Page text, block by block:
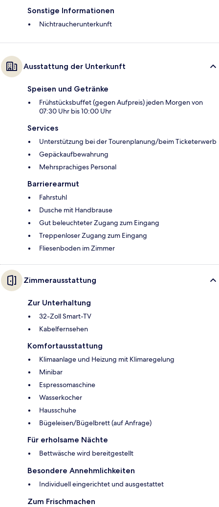
Sonstige Informationen
Nichtraucherunterkunft
Ausstattung der Unterkunft
Speisen und Getränke
Frühstücksbuffet (gegen Aufpreis) jeden Morgen von
07:30 Uhr bis 10:00 Uhr
Services
Unterstützung bei der Tourenplanung/beim Ticketerwerb
Gepäckaufbewahrung
Mehrsprachiges Personal
Barrierearmut
Fahrstuhl
Dusche mit Handbrause
Gut beleuchteter Zugang zum Eingang
Treppenloser Zugang zum Eingang
Fliesenboden im Zimmer
Zimmerausstattung
Zur Unterhaltung
32-Zoll Smart-TV
Kabelfernsehen
Komfortausstattung
Klimaanlage und Heizung mit Klimaregelung
Minibar
Espressomaschine
Wasserkocher
Hausschuhe
Bügeleisen/Bügelbrett (auf Anfrage)
Für erholsame Nächte
Bettwäsche wird bereitgestellt
Besondere Annehmlichkeiten
Individuell eingerichtet und ausgestattet
Zum Frischmachen